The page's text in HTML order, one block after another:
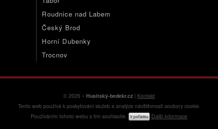
Roudnice nad Labem
Český Brod
Horní Dubenky
Trocnov
© 2026 ~ Husitský-bedekr.cz | Kontakt
Tento web používá k poskytování služeb a analýze návštěvnosti soubory cookie.
Používáním tohoto webu s tím souhlasíte.
V pořádku Další informace